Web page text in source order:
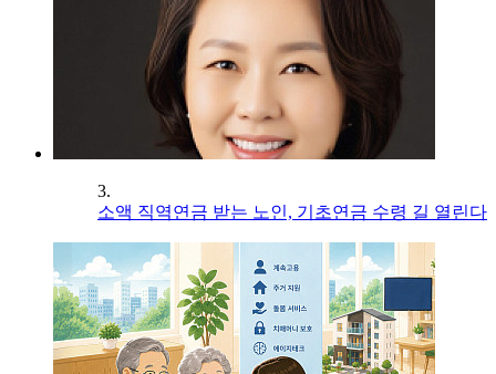
3.
소액 직역연금 받는 노인, 기초연금 수령 길 열린다